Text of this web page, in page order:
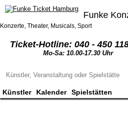
Funke
Konzerte, Theater, Musicals, Sport
Ticket-Hotline: 040 - 450
Mo-Sa: 10.00-17.30 Uhr
Künstler Kalender Spielstätten